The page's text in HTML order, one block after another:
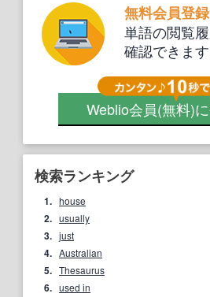
無料会員登録
単語の閲覧
確認できます
Weblio会員(無料)
検索ランキング
1. house
2. usually
3. just
4. Australian
5. Thesaurus
6. used in